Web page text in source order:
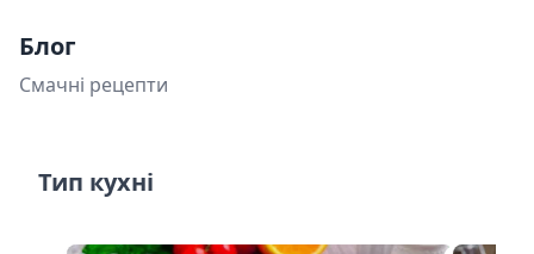
Блог
Смачні рецепти
Тип кухні